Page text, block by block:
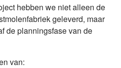
hebben we niet alleen de
geleverd, maar
de planningsfase van de
van: